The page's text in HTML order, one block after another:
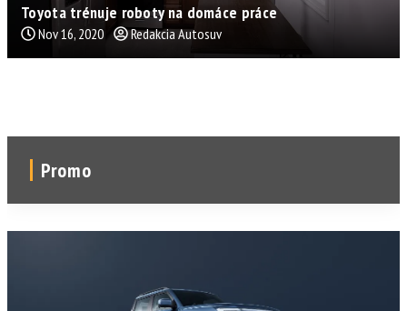
Toyota trénuje roboty na domáce práce
Nov 16, 2020 Redakcia Autosuv
Promo